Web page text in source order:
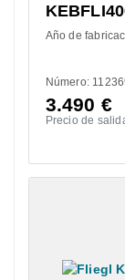
Año de
Número:
3.490 €
Precio de